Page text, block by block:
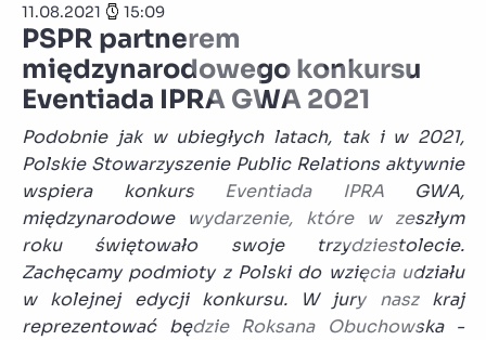
11.08.2021 15:09
PSPR partnerem
międzynarodowego konkursu
Eventiada IPRA GWA 2021
Podobnie jak w ubiegłych latach, tak i w 2021,
Polskie Stowarzyszenie Public Relations aktywnie
wspiera konkurs Eventiada IPRA GWA,
międzynarodowe wydarzenie, które w zeszłym
roku świętowało swoje trzydziestolecie.
Zachęcamy podmioty z Polski do wzięcia udziału
w kolejnej edycji konkursu. W jury nasz kraj
reprezentować będzie Roksana Obuchowska -